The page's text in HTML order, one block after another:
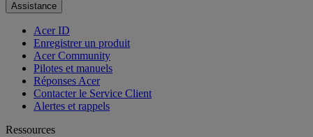
Assistance
Acer ID
Enregistrer un produit
Acer Community
Pilotes et manuels
Réponses Acer
Contacter le Service Client
Alertes et rappels
Ressources